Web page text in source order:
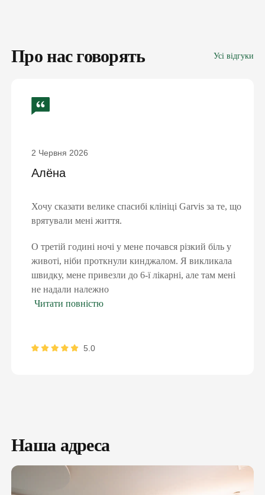
Про нас говорять Усі відгуки
2 Червня 2026
Алёна
Хочу сказати велике спасибі клініці Garvis за те, що
врятували мені життя.
О третій годині ночі у мене почався різкий біль у
животі, ніби проткнули кинджалом. Я викликала
швидку, мене привезли до 6-ї лікарні, але там мені
не надали належно
Читати повністю
5.0
Наша адреса
БЕЗОПЛАТНО:
консультації сімейного лікаря, педіатра,
довідки та лікарняні
електронні направлення
вакцинацію та інше
ПІДПИСАТИ ДЕКЛАРАЦІЮ ОНЛАЙН